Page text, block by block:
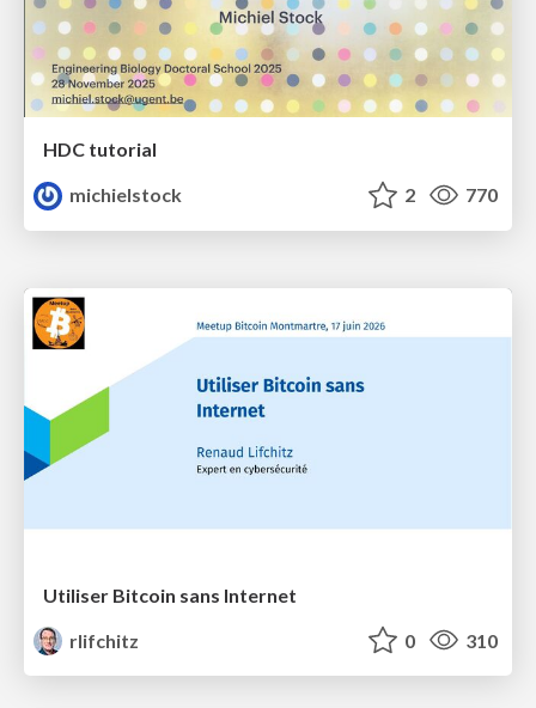
HDC tutorial
michielstock
2 770
Utiliser Bitcoin sans Internet
rlifchitz
0 310